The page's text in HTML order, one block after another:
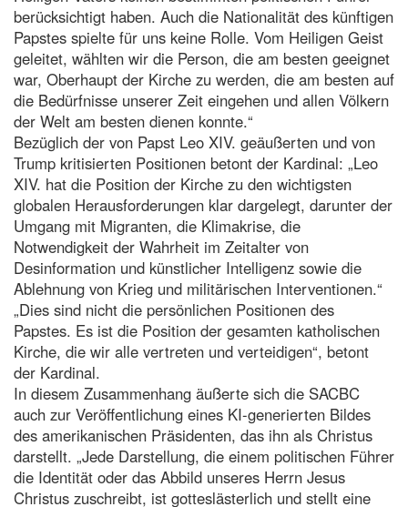
berücksichtigt haben. Auch die Nationalität des künftigen
Papstes spielte für uns keine Rolle. Vom Heiligen Geist
geleitet, wählten wir die Person, die am besten geeignet
war, Oberhaupt der Kirche zu werden, die am besten auf
die Bedürfnisse unserer Zeit eingehen und allen Völkern
der Welt am besten dienen konnte.“
Bezüglich der von Papst Leo XIV. geäußerten und von
Trump kritisierten Positionen betont der Kardinal: „Leo
XIV. hat die Position der Kirche zu den wichtigsten
globalen Herausforderungen klar dargelegt, darunter der
Umgang mit Migranten, die Klimakrise, die
Notwendigkeit der Wahrheit im Zeitalter von
Desinformation und künstlicher Intelligenz sowie die
Ablehnung von Krieg und militärischen Interventionen.“
„Dies sind nicht die persönlichen Positionen des
Papstes. Es ist die Position der gesamten katholischen
Kirche, die wir alle vertreten und verteidigen“, betont
der Kardinal.
In diesem Zusammenhang äußerte sich die SACBC
auch zur Veröffentlichung eines KI-generierten Bildes
des amerikanischen Präsidenten, das ihn als Christus
darstellt. „Jede Darstellung, die einem politischen Führer
die Identität oder das Abbild unseres Herrn Jesus
Christus zuschreibt, ist gotteslästerlich und stellt eine